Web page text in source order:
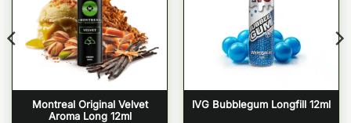
Montreal Original Velvet
Aroma Long 12ml
IVG Bubblegum Longfill 12ml